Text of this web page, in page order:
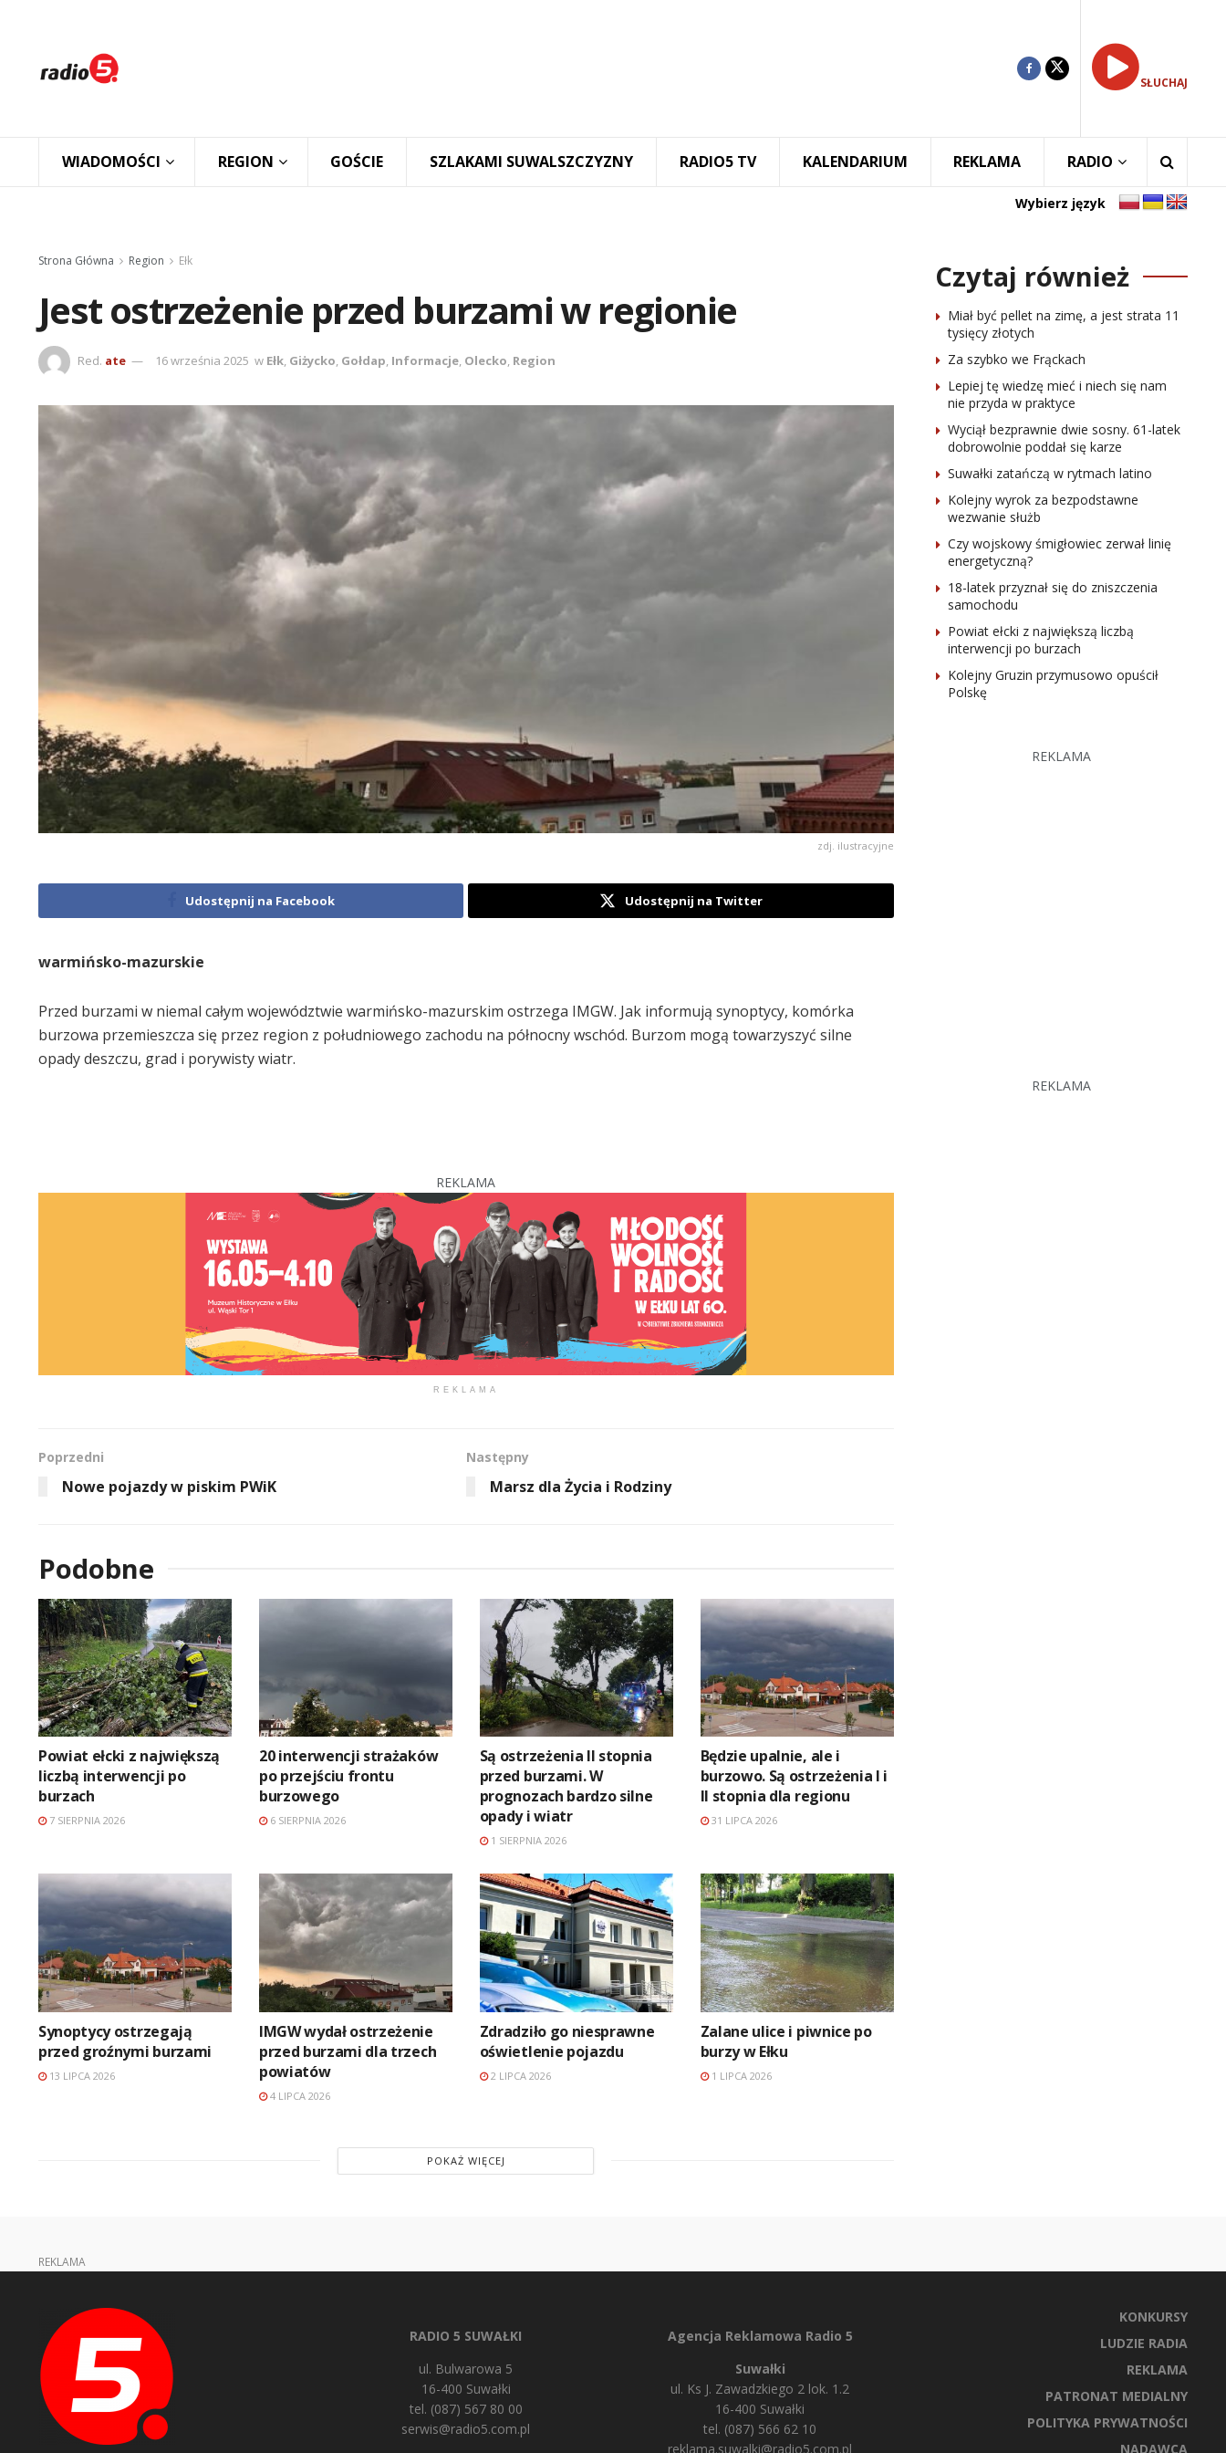
SŁUCHAJ
WIADOMOŚCI REGION GOŚCIE SZLAKAMI SUWALSZCZYZNY RADIO5 TV KALENDARIUM REKLAMA RADIO
Wybierz język
Strona Główna Region Ełk
Jest ostrzeżenie przed burzami w regionie
Red. ate 16 września 2025 w Ełk, Giżycko, Gołdap, Informacje, Olecko, Region
zdj. ilustracyjne
Udostępnij na Facebook Udostępnij na Twitter
warmińsko-mazurskie
Przed burzami w niemal całym województwie warmińsko-mazurskim ostrzega IMGW. Jak informują synoptycy, komórka
burzowa przemieszcza się przez region z południowego zachodu na północny wschód. Burzom mogą towarzyszyć silne
opady deszczu, grad i porywisty wiatr.
REKLAMA
REKLAMA
Poprzedni
Nowe pojazdy w piskim PWiK
Następny
Marsz dla Życia i Rodziny
Podobne
Powiat ełcki z największą
liczbą interwencji po
burzach
7 SIERPNIA 2026
20 interwencji strażaków
po przejściu frontu
burzowego
6 SIERPNIA 2026
Są ostrzeżenia II stopnia
przed burzami. W
prognozach bardzo silne
opady i wiatr
1 SIERPNIA 2026
Będzie upalnie, ale i
burzowo. Są ostrzeżenia I i
II stopnia dla regionu
31 LIPCA 2026
Synoptycy ostrzegają
przed groźnymi burzami
13 LIPCA 2026
IMGW wydał ostrzeżenie
przed burzami dla trzech
powiatów
4 LIPCA 2026
Zdradziło go niesprawne
oświetlenie pojazdu
2 LIPCA 2026
Zalane ulice i piwnice po
burzy w Ełku
1 LIPCA 2026
POKAŻ WIĘCEJ
Czytaj również
Miał być pellet na zimę, a jest strata 11
tysięcy złotych
Za szybko we Frąckach
Lepiej tę wiedzę mieć i niech się nam
nie przyda w praktyce
Wyciął bezprawnie dwie sosny. 61-latek
dobrowolnie poddał się karze
Suwałki zatańczą w rytmach latino
Kolejny wyrok za bezpodstawne
wezwanie służb
Czy wojskowy śmigłowiec zerwał linię
energetyczną?
18-latek przyznał się do zniszczenia
samochodu
Powiat ełcki z największą liczbą
interwencji po burzach
Kolejny Gruzin przymusowo opuścił
Polskę
REKLAMA
REKLAMA
REKLAMA
RADIO 5 SUWAŁKI
ul. Bulwarowa 5
16-400 Suwałki
tel. (087) 567 80 00
serwis@radio5.com.pl
Agencja Reklamowa Radio 5
Suwałki
ul. Ks J. Zawadzkiego 2 lok. 1.2
16-400 Suwałki
tel. (087) 566 62 10
reklama.suwalki@radio5.com.pl
KONKURSY
LUDZIE RADIA
REKLAMA
PATRONAT MEDIALNY
POLITYKA PRYWATNOŚCI
NADAWCA